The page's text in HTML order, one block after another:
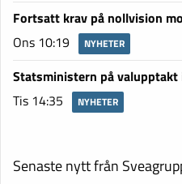
Fortsatt krav på nollvision
Ons 10:19
NYHETER
Statsministern på valupptakt
Tis 14:35
NYHETER
Senaste nytt från